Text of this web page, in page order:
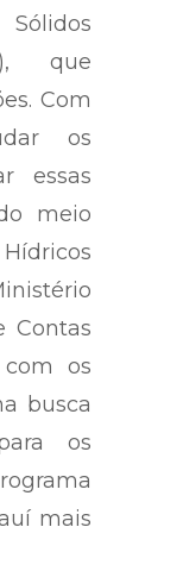
que
Com
os
essas
meio
Contas
os
busca
os
mais